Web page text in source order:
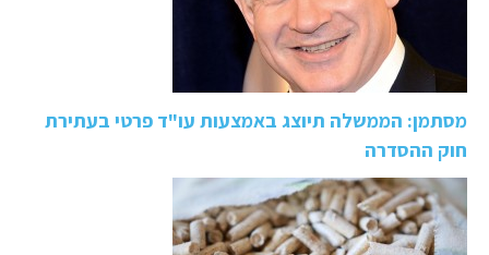
מסתמן: הממשלה תיוצג באמצעות עו"ד פרטי בעתירת
חוק ההסדרה